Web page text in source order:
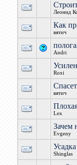
Леонид
Как
вятич
Andri
Roxi
вятич
Lex
Зачем
Evgeny
Shinglas